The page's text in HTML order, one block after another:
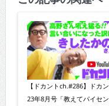
【ドカントch.#286】ドカ
23年8月号「教えてパイセン